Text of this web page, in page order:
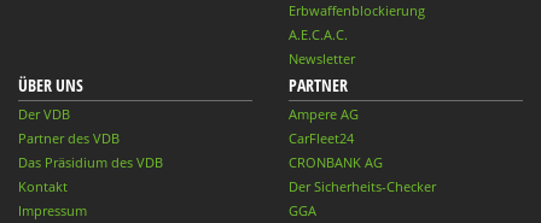
Erbwaffenblockierung
A.E.C.A.C.
Newsletter
ÜBER UNS
Der VDB
Partner des VDB
Das Präsidium des VDB
Kontakt
Impressum
PARTNER
Ampere AG
CarFleet24
CRONBANK AG
Der Sicherheits-Checker
GGA